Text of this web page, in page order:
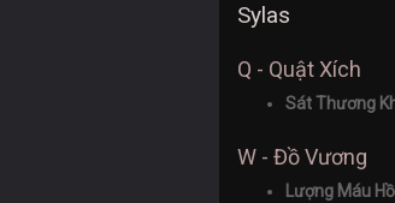
Sylas
Q - Quật Xích
Sát Thương
W - Đồ Vương
Lượng Máu